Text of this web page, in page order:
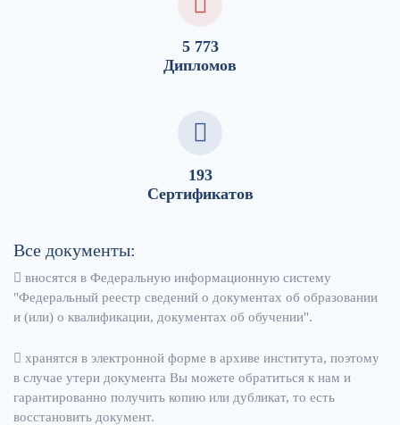
5 773
Дипломов
193
Сертификатов
Все документы:
вносятся в Федеральную информационную систему
"Федеральный реестр сведений о документах об образовании
и (или) о квалификации, документах об обучении".
хранятся в электронной форме в архиве института, поэтому
в случае утери документа Вы можете обратиться к нам и
гарантированно получить копию или дубликат, то есть
восстановить документ.